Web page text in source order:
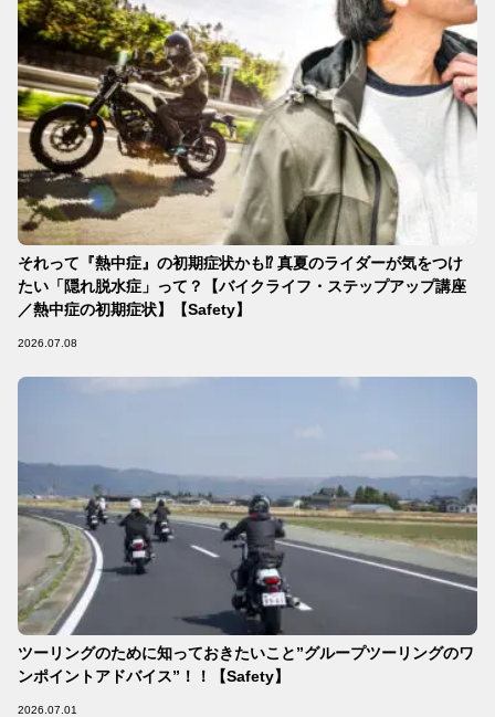
それって『熱中症』の初期症状かも⁉︎ 真夏のライダーが気をつけ
たい「隠れ脱水症」って？【バイクライフ・ステップアップ講座
／熱中症の初期症状】【Safety】
2026.07.08
ツーリングのために知っておきたいこと”グループツーリングのワ
ンポイントアドバイス”！！【Safety】
2026.07.01